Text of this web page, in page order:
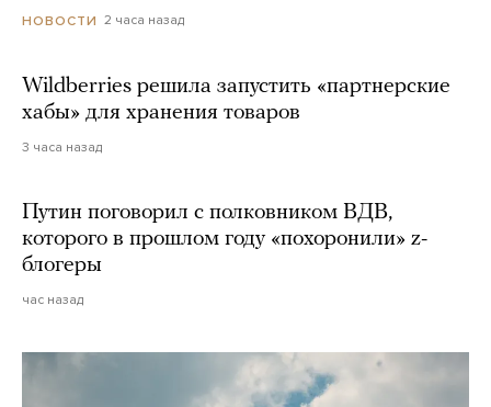
НОВОСТИ 2 часа назад
Wildberries решила запустить «партнерские
хабы» для хранения товаров
3 часа назад
Путин поговорил с полковником ВДВ,
которого в прошлом году «похоронили» z-
блогеры
час назад